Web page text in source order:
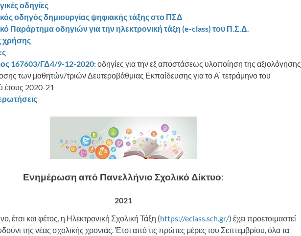
οδηγίες
οδηγός δημιουργίας ψηφιακής τάξης στο ΠΣΔ
Παράρτημα οδηγιών για την ηλεκτρονική τάξη (e-class) του Π.Σ.Δ.
χρήσης
167603/ΓΔ4/9-12-2020: οδηγίες για την εξ αποστάσεως υλοποίηση της αξιολόγησης
των μαθητών/τριών Δευτεροβάθμιας Εκπαίδευσης για το Α ́ τετράμηνο του
έτους 2020-21
Ενημέρωση από Πανελλήνιο Σχολικό Δίκτυο:
2021
έτσι και φέτος, η Ηλεκτρονική Σχολική Τάξη (https://eclass.sch.gr/) έχει προετοιμαστεί
της νέας σχολικής χρονιάς. Έτσι από τις πρώτες μέρες του Σεπτεμβρίου, όλα τα